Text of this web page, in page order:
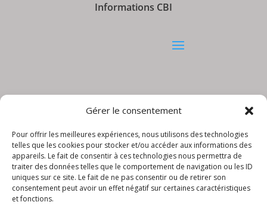
Gérer le consentement
Pour offrir les meilleures expériences, nous utilisons des technologies
telles que les cookies pour stocker et/ou accéder aux informations des
appareils. Le fait de consentir à ces technologies nous permettra de
traiter des données telles que le comportement de navigation ou les ID
uniques sur ce site. Le fait de ne pas consentir ou de retirer son
consentement peut avoir un effet négatif sur certaines caractéristiques
et fonctions.
Informations CBI
© CBI – Appareils de levage | site réalisé
par
LudiKreation